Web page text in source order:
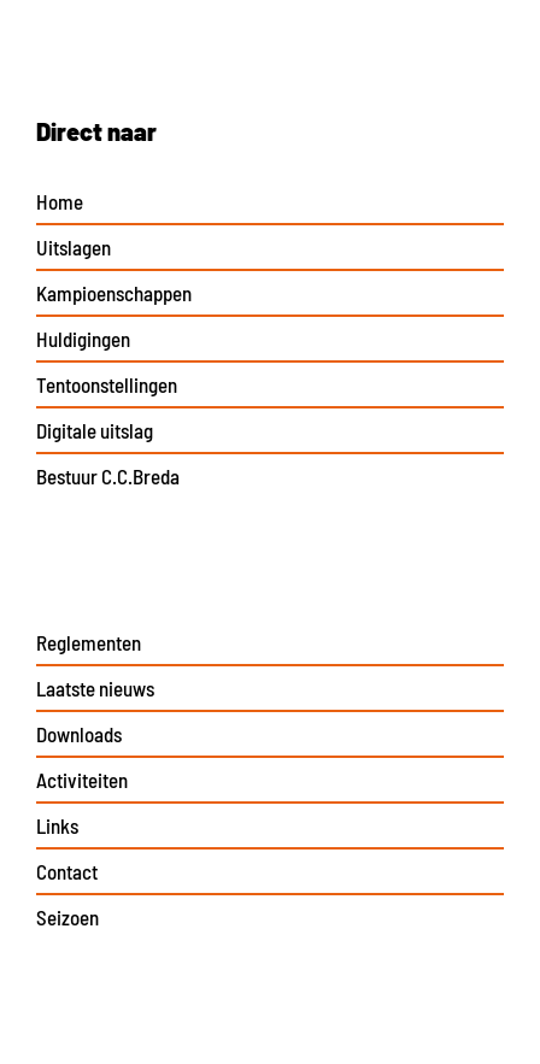
Direct naar
Home
Uitslagen
Kampioenschappen
Huldigingen
Tentoonstellingen
Digitale uitslag
Bestuur C.C.Breda
Reglementen
Laatste nieuws
Downloads
Activiteiten
Links
Contact
Seizoen